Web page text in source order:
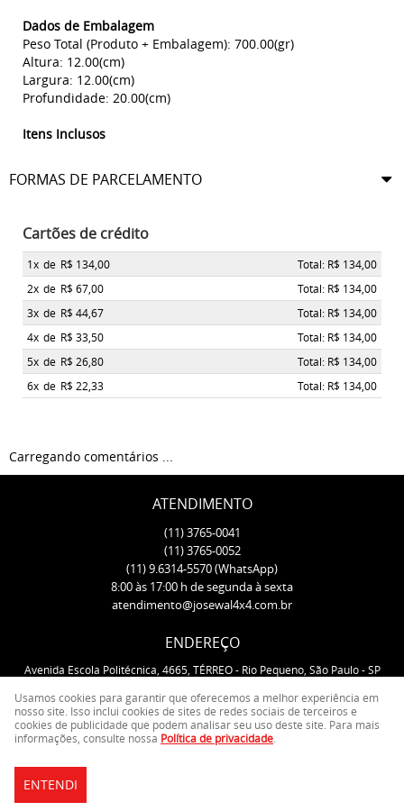
Dados de Embalagem
Peso Total (Produto + Embalagem): 700.00(gr)
Altura: 12.00(cm)
Largura: 12.00(cm)
Profundidade: 20.00(cm)
Itens Inclusos
FORMAS DE PARCELAMENTO
Cartões de crédito
1x de R$ 134,00
Total: R$ 134,00
2x de R$ 67,00
Total: R$ 134,00
3x de R$ 44,67
Total: R$ 134,00
4x de R$ 33,50
Total: R$ 134,00
5x de R$ 26,80
Total: R$ 134,00
6x de R$ 22,33 Total: R$ 134,00
Carregando comentários ...
ATENDIMENTO
(11)3765-0041
(11)3765-0052
(11)9.6314-5570(WhatsApp)
8:00 às 17:00 h de segunda à sexta
atendimento@josewal4x4.com.br
ENDEREÇO
Avenida Escola Politécnica, 4665, TÉRREO- Rio Pequeno, São Paulo-SP
LOJA VIRTUAL CRIADA POR
Usamos cookies para garantir que oferecemos a melhor experiência em
nosso site. Isso inclui cookies de sites de redes sociais de terceiros e
cookies de publicidade que podem analisar seu uso deste site. Para mais
informações, consulte nossa Política de privacidade
ENTENDI